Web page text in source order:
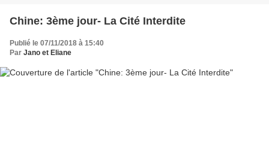
Chine: 3ème jour- La Cité Interdite
Publié le 07/11/2018 à 15:40
Par Jano et Eliane